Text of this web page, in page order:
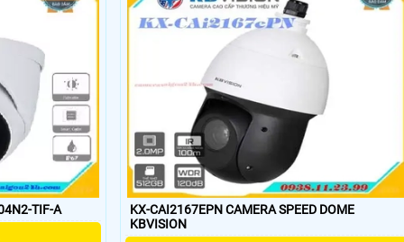
TIF-A
KX-CAI2167EPN CAMERA SPEED DOME
KBVISION